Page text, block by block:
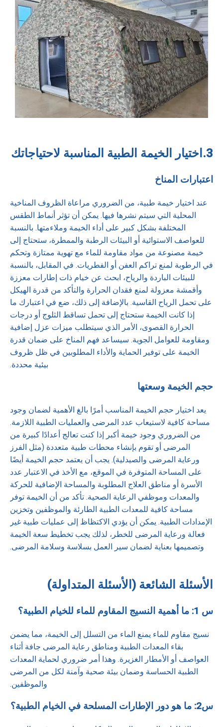
3. اختيار الخيمة الطبية المناسبة لاحتياجاتك
اعتبارات المناخ
عند اختيار خيمة طبية، من الضروري مراعاة الظروف المناخية
المحلية التي سيتم نشرها فيها. يمكن أن تؤثر أنماط الطقس
المختلفة بشكل كبير على أداء الخيمة وملاءمتها. بالنسبة
للعواصف الاستوائية أو البيئات الرطبة والممطرة، ستحتاج إلى
خيمة مصنوعة من مواد مقاومة للماء مع تهوية ممتازة وتحكم
في الرطوبة لمنع تراكم العفن أو الفطريات. في المقابل، بالنسبة
للبيئات الباردة والرياح، ابحث عن خيام ذات إطارات معززة
وأقمشة معزولة لمنع فقدان الحرارة والتأكد من قدرة الهيكل
على تحمل الرياح القاسية. بالإضافة إلى ذلك، ضع في اعتبارك ما
إذا كانت الخيمة ستحتاج إلى تحمل تساقط الثلوج أو درجات
الحرارة القصوى، الأمر الذي سيتطلب ميزات عزل إضافية
ومقاومة للعوامل الجوية. سيساعد فهم المناخ على ضمان قدرة
الخيمة على توفير الحماية والأداء المطلوبين في ظل ظروف
بيئية محددة.
حجم الخيمة وسعتها
يعد اختيار حجم الخيمة المناسب أمرًا بالغ الأهمية لضمان وجود
مساحة كافية لاستيعاب عدد المرضى والعمليات الطبية اللازمة.
من الضروري وجود خيمة أكبر إذا كنت تعالج أعدادًا كبيرة من
المرضى أو تقوم بإنشاء محطات طبية متعددة (مثل الفرز
ورعاية المرضى والصيدلية). يجب أن يعتمد حجم الخيمة أيضًا
على المساحة المتوفرة في الموقع، مع الأخذ في الاعتبار عدد
الأسرة أو مناطق العلاج المطلوبة والمساحة الإضافية للحركة
والمعدات وموظفي الرعاية الصحية. تأكد من أن الخيمة توفر
مساحة كافية للمعدات الطبية الطارئة والموظفين وتخزين
الإمدادات الطبية. يمكن أن يؤدي الاكتظاظ إلى عمليات طبية غير
فعالة ورعاية المرضى للخطر، لذلك يجب تخطيط سعة الخيمة
وتصميمها بعناية لضمان سير العمل بسلاسة وسلامة المرضى.
الأسئلة الشائعة (الأسئلة المتداولة)
س 1: ما أهمية النسيج المقاوم للماء للخيام الطبية؟
نسيج مقاوم للماء يمنع الماء من التسلل إلى الخيمة، مما يضمن
بقاء المعدات الطبية ومناطق رعاية المرضى جافة أثناء
العواصف أو الأمطار الغزيرة. وهذا أمر ضروري لحماية المعدات
الطبية الحساسة وضمان بيئة صحية وآمنة لكل من المرضى
والموظفين.
س2: ما هو دور الإطارات المسلحة في الخيام الطبية؟